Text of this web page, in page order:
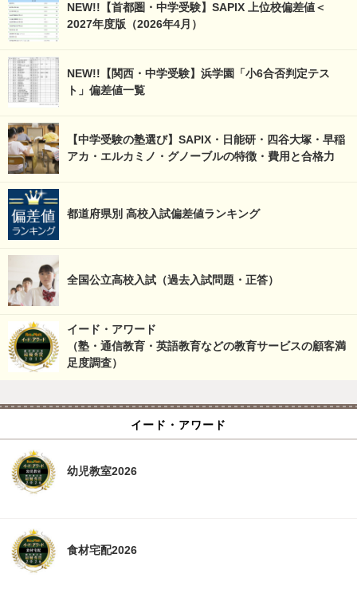
NEW!!【首都圏・中学受験】SAPIX 上位校偏差値＜
2027年度版（2026年4月）
NEW!!【関西・中学受験】浜学園「小6合否判定テス
ト」偏差値一覧
【中学受験の塾選び】SAPIX・日能研・四谷大塚・早稲
アカ・エルカミノ・グノーブルの特徴・費用と合格力
都道府県別 高校入試偏差値ランキング
全国公立高校入試（過去入試問題・正答）
イード・アワード
（塾・通信教育・英語教育などの教育サービスの顧客満
足度調査）
イード・アワード
幼児教室2026
食材宅配2026